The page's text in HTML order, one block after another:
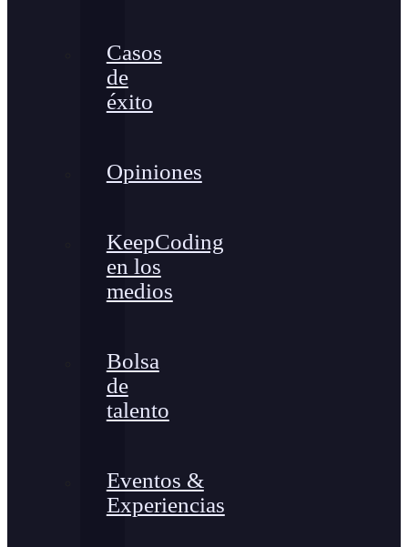
Casos
de
éxito
Opiniones
KeepCoding
en los
medios
Bolsa
de
talento
Eventos &
Experiencias